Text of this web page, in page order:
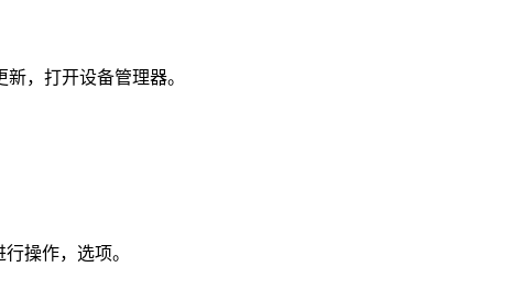
，打开设备管理器。
操作，选项。